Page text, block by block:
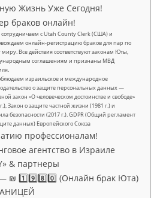
Жизнь Уже Сегодня!
браков онлайн!
с Utah County Clerk (США) и
онлайн-регистрацию браков для пар по
миру. Все действия соответствуют законам Юты,
соглашениям и признаны МВД
израильское и международное
о защите персональных данных —
закон «О человеческом достоинстве и свободе»
Закон о защите частной жизни (1981 г.) и
безопасности (2017 г.). GDPR (Общий регламент
данных) Европейского Союза
профессионалам!
агентство в Израиле
& партнеры
₪ 1️⃣9️⃣8️⃣0️⃣ (Онлайн брак Юта)